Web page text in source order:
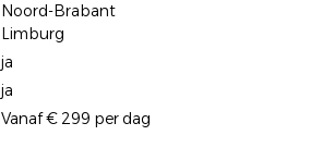
Noord-Brabant
Limburg
ja
ja
Vanaf € 299 per dag